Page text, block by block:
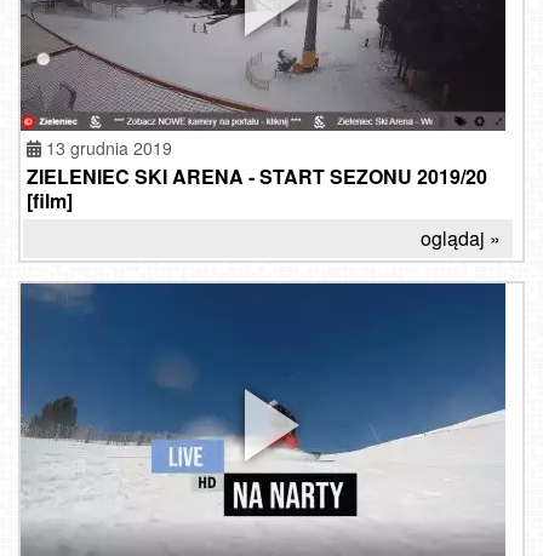
13 grudnia 2019
ZIELENIEC SKI ARENA - START SEZONU 2019/20
[film]
oglądaj »